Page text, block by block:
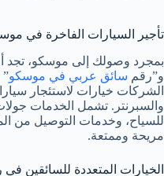
تأجير السيارات الفاخرة في
بمجرد وصولك إلى موسكو،
و”رقم سائق عربي في موسكو”
الشركات خيارات لاستئجار
والسبرنتر. تشمل الخدمات
للسياح، وخدمات التوصيل من
مريحة وممتعة.
الخيارات المتعددة للسائقين في